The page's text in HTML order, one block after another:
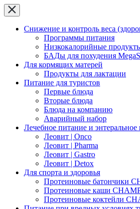
Снижение и контроль веса
Программы питания
Низкокалорийные
БАДы для похудения
Для кормящих матерей
Продукты для лактации
Питание для туристов
Первые блюда
Вторые блюда
Блюда на компанию
Аварийный набор
Лечебное питание и энтеральное
Леовит | Onco
Леовит | Pharma
Леовит | Gastro
Леовит | Detox
Для спорта и здоровья
Протеиновые батончики
Протеиновые каши
Протеиновые коктейли